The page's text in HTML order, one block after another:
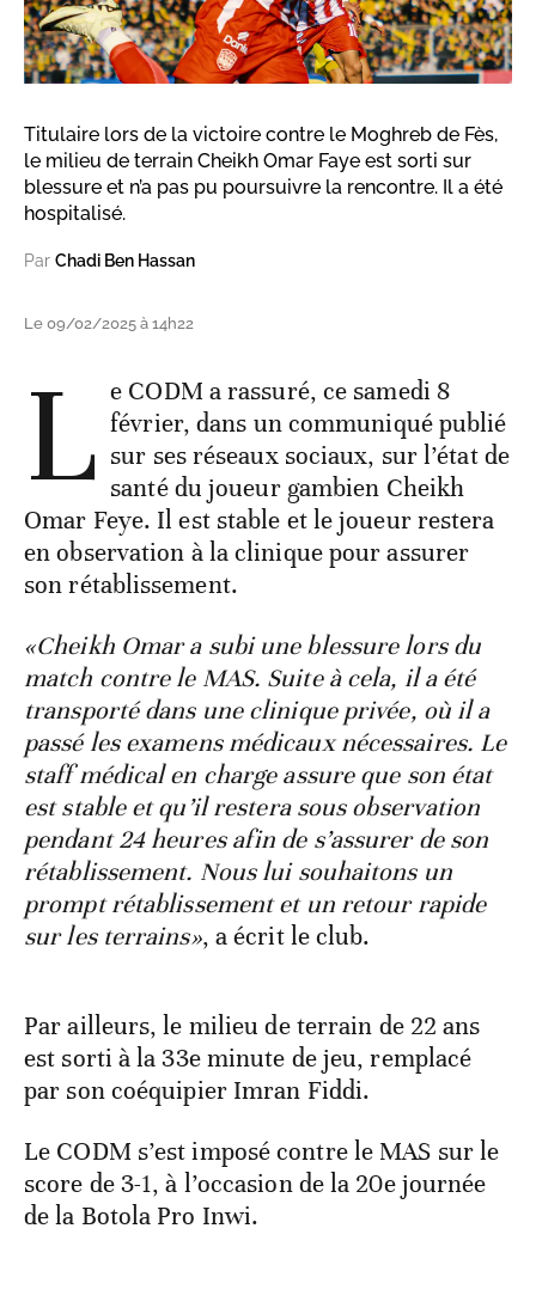
Titulaire lors de la victoire contre le Moghreb de Fès,
le milieu de terrain Cheikh Omar Faye est sorti sur
blessure et n’a pas pu poursuivre la rencontre. Il a été
hospitalisé.
Par Chadi Ben Hassan
Le 09/02/2025 à 14h22
L e CODM a rassuré, ce samedi 8
février, dans un communiqué publié
sur ses réseaux sociaux, sur l’état de
santé du joueur gambien Cheikh
Omar Feye. Il est stable et le joueur restera
en observation à la clinique pour assurer
son rétablissement.
«Cheikh Omar a subi une blessure lors du
match contre le MAS. Suite à cela, il a été
transporté dans une clinique privée, où il a
passé les examens médicaux nécessaires. Le
staff médical en charge assure que son état
est stable et qu’il restera sous observation
pendant 24 heures afin de s’assurer de son
rétablissement. Nous lui souhaitons un
prompt rétablissement et un retour rapide
sur les terrains», a écrit le club.
Par ailleurs, le milieu de terrain de 22 ans
est sorti à la 33e minute de jeu, remplacé
par son coéquipier Imran Fiddi.
Le CODM s’est imposé contre le MAS sur le
score de 3-1, à l’occasion de la 20e journée
de la Botola Pro Inwi.